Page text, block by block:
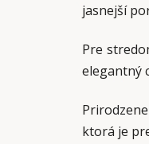
jasnejší
Pre
elegantný
ktorá je